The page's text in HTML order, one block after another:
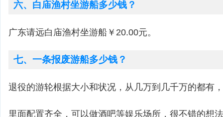
六、白庙渔村坐游船多少钱？
广东请远白庙渔村坐游船￥20.00元。
七、一条报废游船多少钱？
退役的游轮根据大小和状况，从几万到几千万的都有
里面配置齐全，可以做酒吧等娱乐场所，很不错的想